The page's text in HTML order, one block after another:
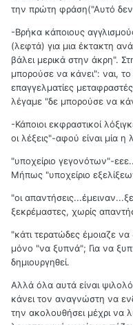
την πρώτη φράση("Αυτό δεν
-Βρήκα κάποιους
(λεφτά) για μια έκτακτη
βάλει μερικά στην άκρη".
μπορούσε να κάνει": ναι,
επαγγελματίες
λέγαμε "δε μπορούσε να
-Κάποιοι εκφραστικοί
οι λέξεις"-αφού είναι μία η
"υποχείριο γεγονότων"-
Μήπως "υποχείριο
"οι
ξεκρέμαστες, χωρίς
"κάτι τερατώδες έμοιαζε να
μόνο "να ξυπνά"; Για να
δημιουργηθεί.
Αλλά όλα αυτά είναι
κάνει τον αναγνώστη να
την ακολουθήσει μέχρι να